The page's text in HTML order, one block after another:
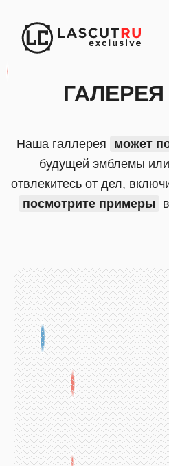
Наша галлерея может
будущей эмблемы
отвлекитесь от дел,
посмотрите примеры